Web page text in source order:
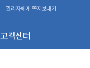
고객센터
관리자에게 쪽지보내기